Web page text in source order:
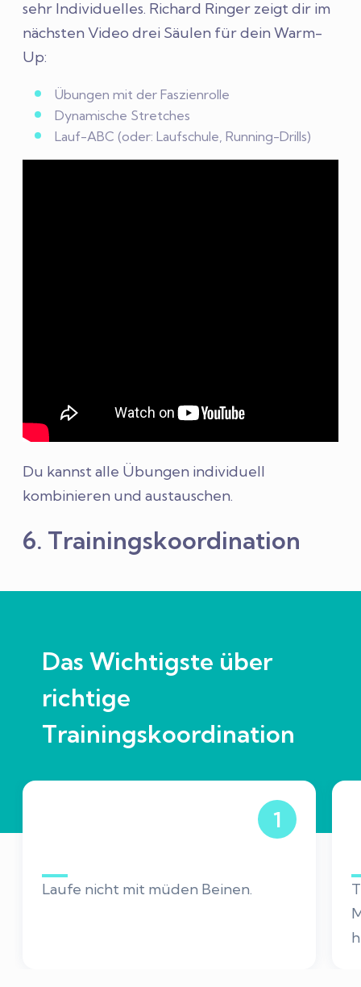
sehr Individuelles. Richard Ringer zeigt dir im
nächsten Video drei Säulen für dein Warm-
Up:
Übungen mit der Faszienrolle
Dynamische Stretches
Lauf-ABC (oder: Laufschule, Running-Drills)
Du kannst alle Übungen individuell
kombinieren und austauschen.
6. Trainingskoordination
Das Wichtigste über
richtige
Trainingskoordination
1
Laufe nicht mit müden Beinen.